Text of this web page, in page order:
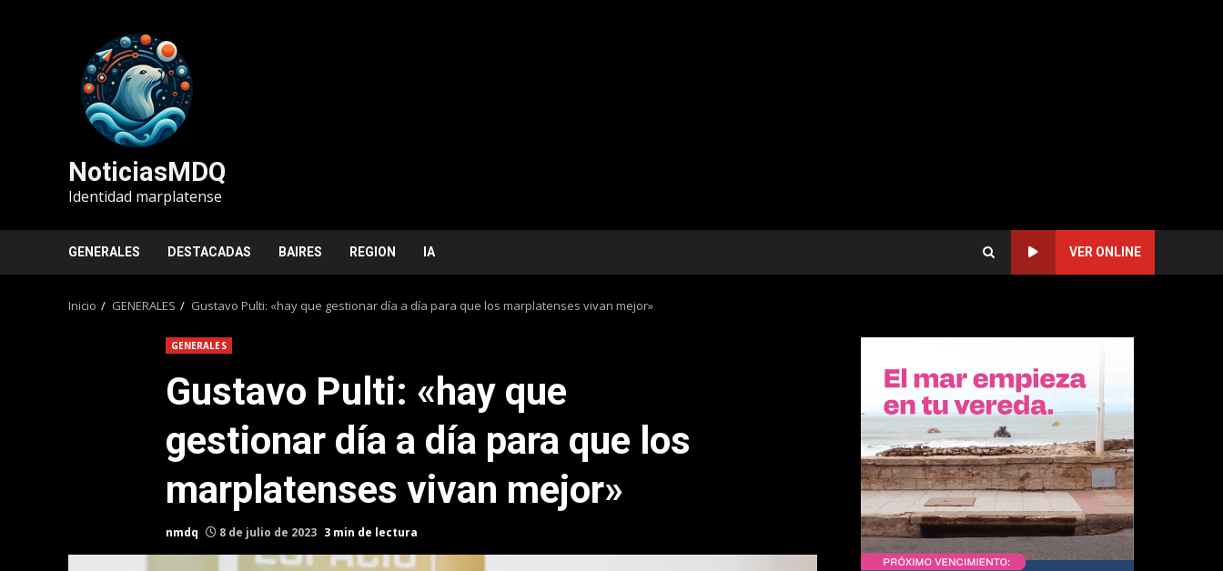
NoticiasMDQ
Identidad marplatense
GENERALES DESTACADAS BAIRES REGION IA VER ONLINE
Inicio GENERALES Gustavo Pulti: «hay que gestionar día a día para que los marplatenses vivan mejor»
GENERALES
Gustavo Pulti: «hay que
gestionar día a día para que los
marplatenses vivan mejor»
nmdq 8 de julio de 2023 3 min de lectura